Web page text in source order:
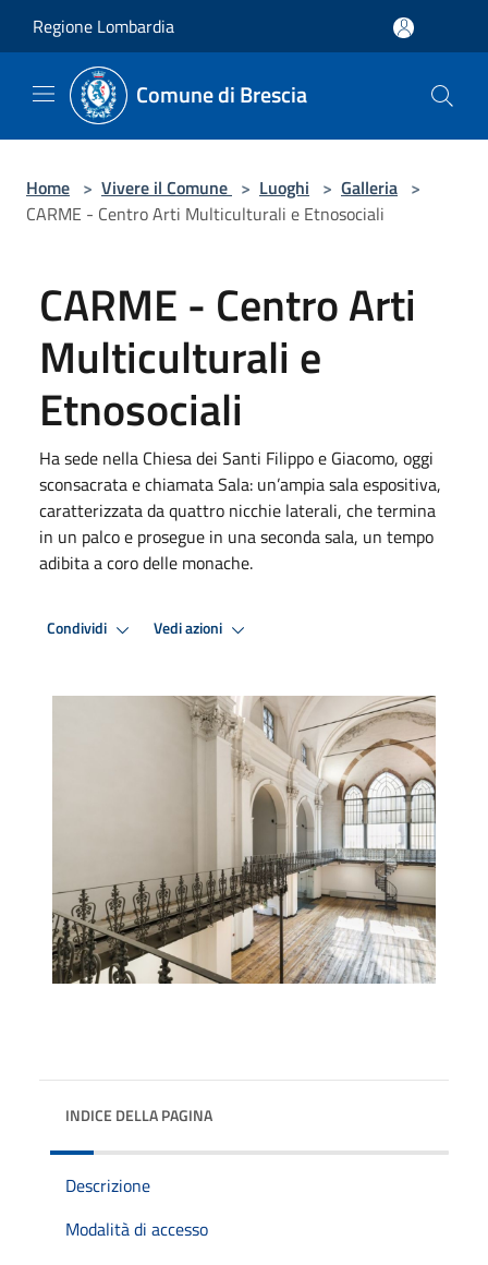
Regione Lombardia
Comune di Brescia
Home > Vivere il Comune > Luoghi > Galleria >
CARME - Centro Arti Multiculturali e Etnosociali
CARME - Centro Arti
Multiculturali e
Etnosociali
Ha sede nella Chiesa dei Santi Filippo e Giacomo, oggi
sconsacrata e chiamata Sala: un’ampia sala espositiva,
caratterizzata da quattro nicchie laterali, che termina
in un palco e prosegue in una seconda sala, un tempo
adibita a coro delle monache.
Condividi Vedi azioni
INDICE DELLA PAGINA
Descrizione
Modalità di accesso